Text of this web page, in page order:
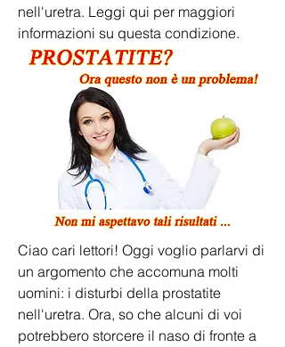
nell'uretra. Leggi qui per maggiori
informazioni su questa condizione.
Ciao cari lettori! Oggi voglio parlarvi di
un argomento che accomuna molti
uomini: i disturbi della prostatite
nell'uretra. Ora, so che alcuni di voi
potrebbero storcere il naso di fronte a